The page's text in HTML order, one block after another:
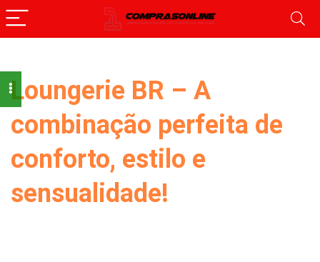
Loungerie BR – A
combinação perfeita de
conforto, estilo e
sensualidade!